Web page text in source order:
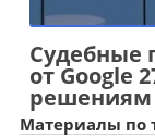
Судебные
от Google
решениям
Материалы по